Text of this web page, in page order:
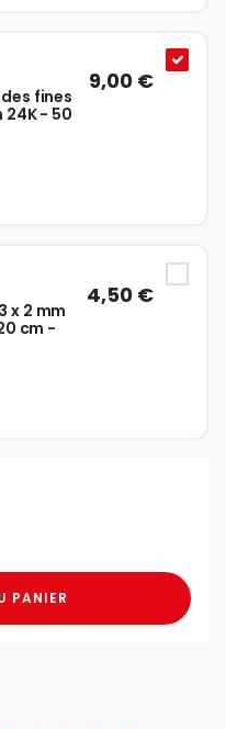
fines
24K - 50
9,00 €
x 2 mm
cm -
4,50 €
PANIER